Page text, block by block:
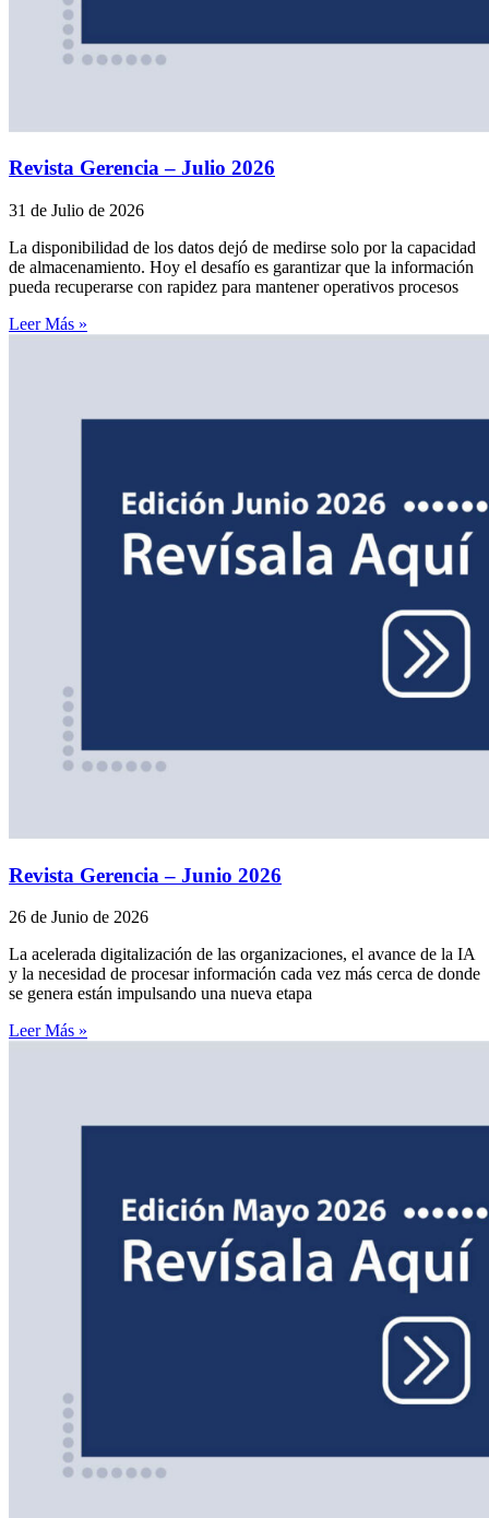
Revista Gerencia – Julio 2026
31 de Julio de 2026
La disponibilidad de los datos dejó de medirse solo por la capacidad
de almacenamiento. Hoy el desafío es garantizar que la información
pueda recuperarse con rapidez para mantener operativos procesos
Leer Más »
Revista Gerencia – Junio 2026
26 de Junio de 2026
La acelerada digitalización de las organizaciones, el avance de la IA
y la necesidad de procesar información cada vez más cerca de donde
se genera están impulsando una nueva etapa
Leer Más »